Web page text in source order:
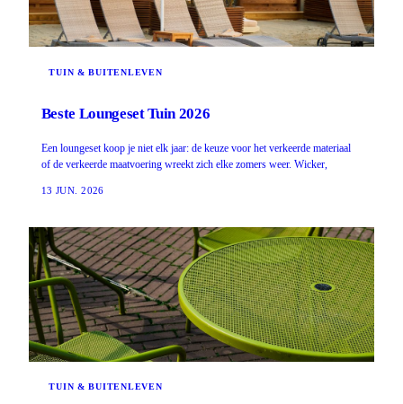
TUIN & BUITENLEVEN
Beste Loungeset Tuin 2026
Een loungeset koop je niet elk jaar: de keuze voor het verkeerde materiaal
of de verkeerde maatvoering wreekt zich elke zomers weer. Wicker,
13 JUN. 2026
TUIN & BUITENLEVEN